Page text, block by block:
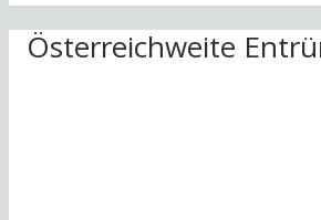
Österreichweite